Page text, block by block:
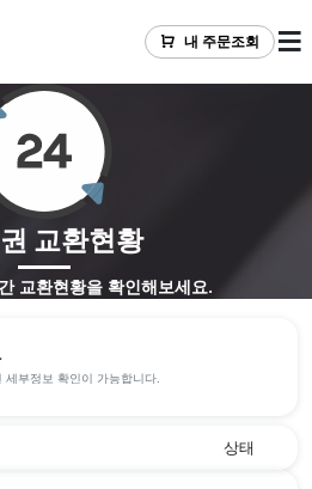
내 주문조회
교환현황
교환현황을 확인해보세요.
세부정보 확인이 가능합니다.
상태